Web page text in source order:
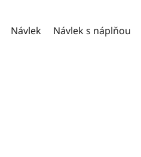
Návlek Návlek s náplňou